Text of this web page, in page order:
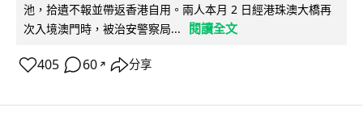
池，拾遺不報並帶返香港自用。兩人本月 2 日經港珠澳大橋再
次入境澳門時，被治安警察局...
閱讀全文
405 60 ↗ 分享